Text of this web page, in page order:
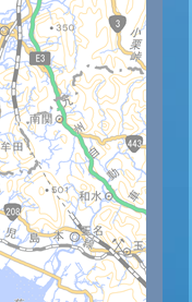
14時 15時 16時